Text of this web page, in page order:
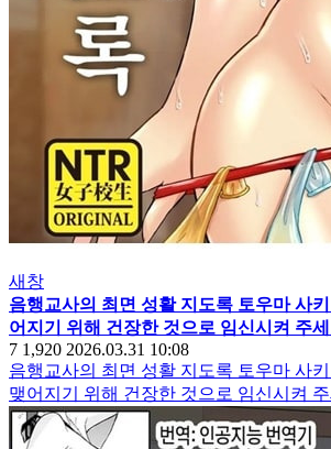
새창
음행교사의 최면 성활 지도록 토우마 사
어지기 위해 건장한 것으로 임신시켜 주
7 1,920 2026.03.31 10:08
음행교사의 최면 성활 지도록 토우마 사
맺어지기 위해 건장한 것으로 임신시켜